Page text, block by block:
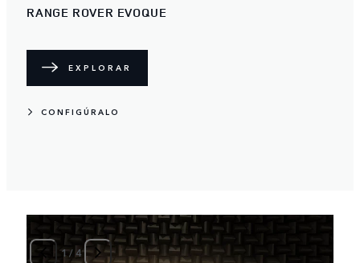
RANGE ROVER EVOQUE
EXPLORAR
CONFIGÚRALO
1/ 4